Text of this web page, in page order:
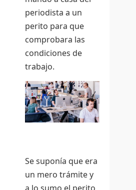
periodista a un
perito para que
comprobara las
condiciones de
trabajo.
Se suponía que era
un mero trámite y